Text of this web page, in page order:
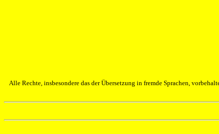
Alle Rechte, insbesondere das der Übersetzung in fremde Sprachen,